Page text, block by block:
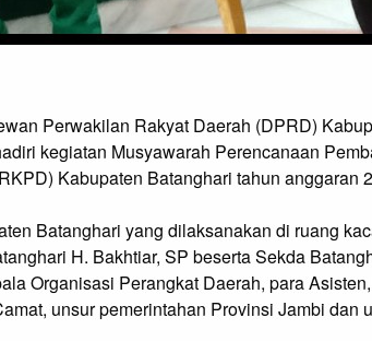
Perwakilan Rakyat Daerah (DPRD)
kegiatan Musyawarah Perencanaan
Kabupaten Batanghari tahun anggaran
Batanghari yang dilaksanakan di ruang
H. Bakhtiar, SP beserta Sekda
Organisasi Perangkat Daerah, para
unsur pemerintahan Provinsi Jambi dan